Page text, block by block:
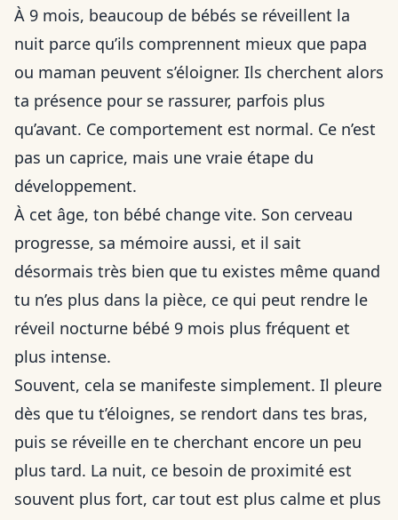
À 9 mois, beaucoup de bébés se réveillent la
nuit parce qu’ils comprennent mieux que papa
ou maman peuvent s’éloigner. Ils cherchent alors
ta présence pour se rassurer, parfois plus
qu’avant. Ce comportement est normal. Ce n’est
pas un caprice, mais une vraie étape du
développement.
À cet âge, ton bébé change vite. Son cerveau
progresse, sa mémoire aussi, et il sait
désormais très bien que tu existes même quand
tu n’es plus dans la pièce, ce qui peut rendre le
réveil nocturne bébé 9 mois plus fréquent et
plus intense.
Souvent, cela se manifeste simplement. Il pleure
dès que tu t’éloignes, se rendort dans tes bras,
puis se réveille en te cherchant encore un peu
plus tard. La nuit, ce besoin de proximité est
souvent plus fort, car tout est plus calme et plus